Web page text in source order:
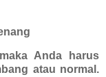
Anda harus
atau normal.